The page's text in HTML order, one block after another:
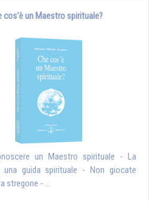
cos'è un Maestro spirituale?
un Maestro spirituale - La
una guida spirituale - Non giocate
stregone - ...